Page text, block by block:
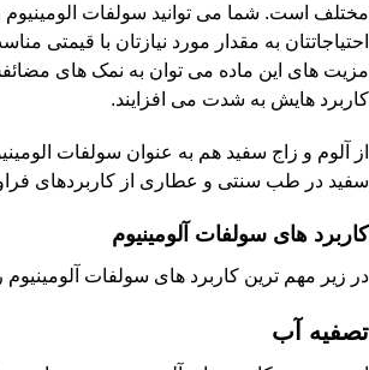
مختلف است. شما می توانید سولفات الومینیوم
احتیاجاتتان به مقدار مورد نیازتان با قیمتی
مزیت های این ماده می توان به نمک های
کاربرد هایش به شدت می افزایند.
از آلوم و زاج سفید هم به عنوان سولفات
سفید در طب سنتی و عطاری از کاربردهای
کاربرد های سولفات آلومینیوم
در زیر مهم ترین کاربرد های سولفات آلومینیوم
تصفیه آب